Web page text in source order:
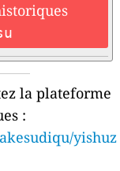
la plateforme
:
yishuz